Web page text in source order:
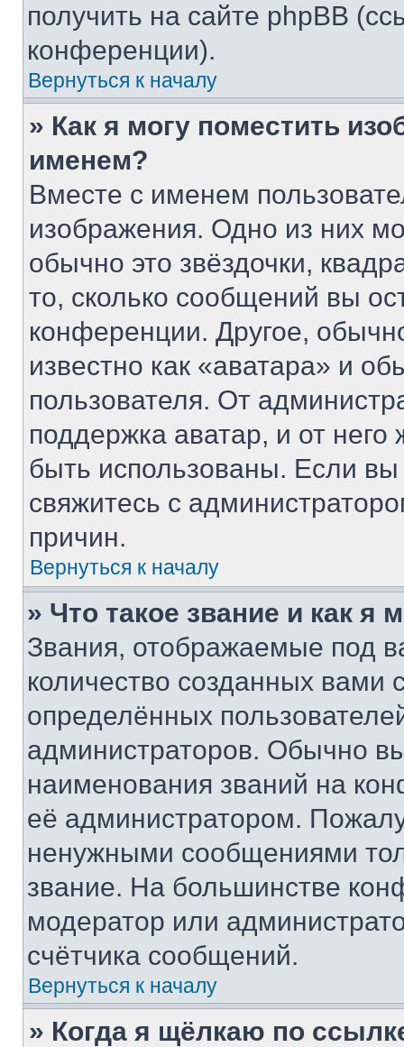
получить на сайте phpBB
конференции).
Вернуться к началу
» Как я могу поместить
именем?
Вместе с именем
изображения. Одно из них
обычно это звёздочки,
то, сколько сообщений вы
конференции. Другое,
известно как «аватара» и
пользователя. От
поддержка аватар, и от него
быть использованы. Если
свяжитесь с
причин.
Вернуться к началу
» Что такое звание и как я
Звания, отображаемые под
количество созданных
определённых
администраторов. Обычно
наименования званий на
её администратором.
ненужными сообщениями
звание. На большинстве
модератор или
счётчика сообщений.
Вернуться к началу
» Когда я щёлкаю по